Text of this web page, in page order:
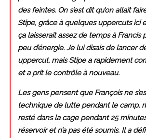
des feintes. On s’est dit qu’on allait
Stipe, grâce à quelques uppercuts ici
ça laisserait assez de temps à Francis
peu d’énergie. Je lui disais de lancer
uppercut, mais Stipe a rapidement
et a prit le contrôle à nouveau.
Les gens pensent que François ne
technique de lutte pendant le camp,
resté dans la cage pendant 25
réservoir et n’a pas été soumis. Il a